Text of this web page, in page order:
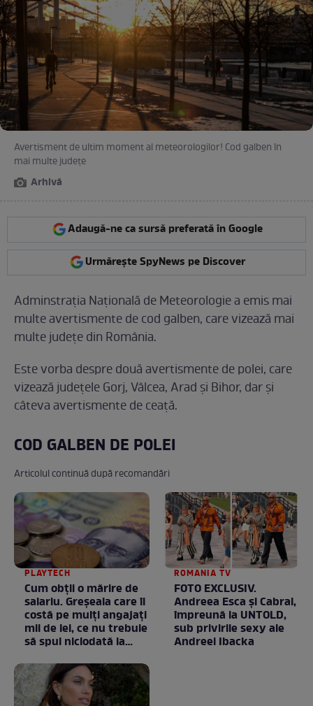
Avertisment de ultim moment al meteorologilor! Cod galben în
mai multe județe
Arhivă
Adaugă-ne ca sursă preferată în Google
Urmărește SpyNews pe Discover
Adminstrația Națională de Meteorologie a emis mai
multe avertismente de cod galben, care vizează mai
multe județe din România.
Este vorba despre două avertismente de polei, care
vizează județele Gorj, Vâlcea, Arad și Bihor, dar și
câteva avertismente de ceață.
COD GALBEN DE POLEI
Articolul continuă după recomandări
PLAYTECH
Cum obții o mărire de
salariu. Greșeala care îi
costă pe mulți angajați
mii de lei, ce nu trebuie
să spui niciodată la
ROMANIA TV
FOTO EXCLUSIV.
Andreea Esca şi Cabral,
împreună la UNTOLD,
sub privirile sexy ale
Andreei Ibacka